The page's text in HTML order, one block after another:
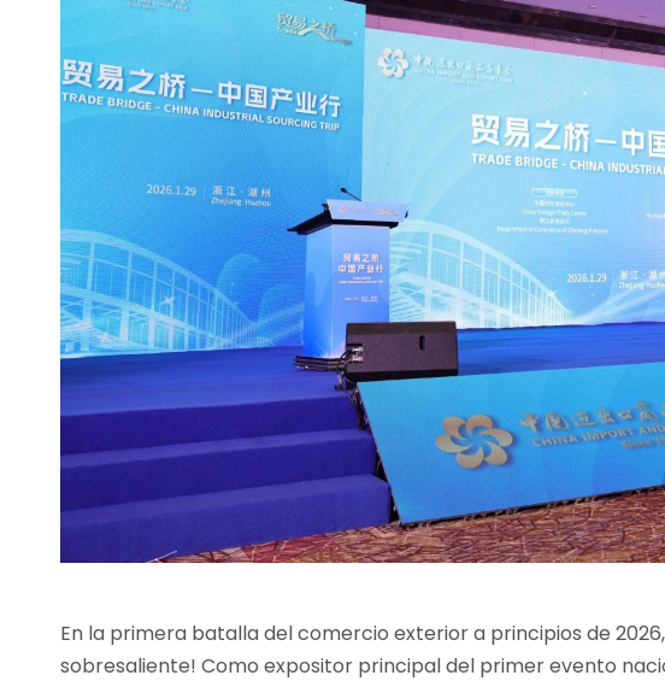
En la primera batalla del comercio exterior a principios de
sobresaliente! Como expositor principal del primer evento